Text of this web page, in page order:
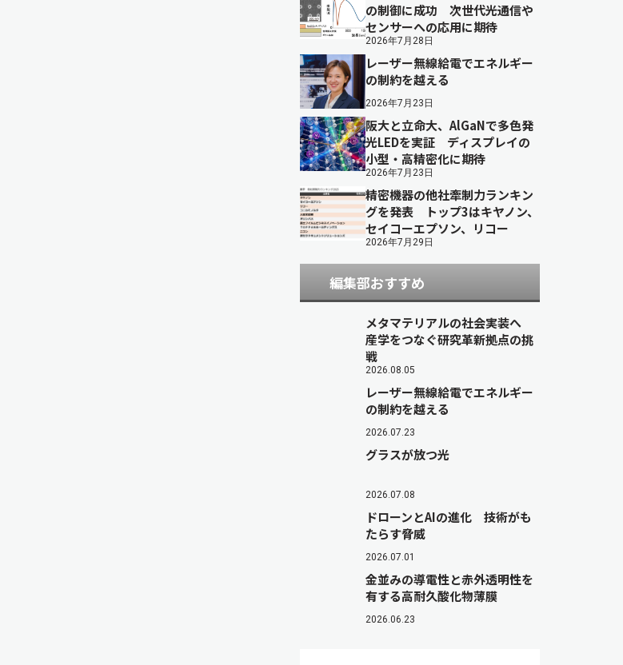
の制御に成功 次世代光通信や
センサーへの応用に期待
2026年7月28日
レーザー無線給電でエネルギー
の制約を越える
2026年7月23日
阪大と立命大、AlGaNで多色発
光LEDを実証 ディスプレイの
小型・高精密化に期待
2026年7月23日
精密機器の他社牽制力ランキン
グを発表 トップ3はキヤノン、
セイコーエプソン、リコー
2026年7月29日
編集部おすすめ
メタマテリアルの社会実装へ
産学をつなぐ研究革新拠点の挑
戦
2026.08.05
レーザー無線給電でエネルギー
の制約を越える
2026.07.23
グラスが放つ光
2026.07.08
ドローンとAIの進化 技術がも
たらす脅威
2026.07.01
金並みの導電性と赤外透明性を
有する高耐久酸化物薄膜
2026.06.23